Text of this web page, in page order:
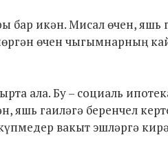
бар икән. Мисал өчен, яшь
өчен чыгымнарның
ала. Бу – социаль
яшь гаиләгә беренчел
вакыт эшләргә